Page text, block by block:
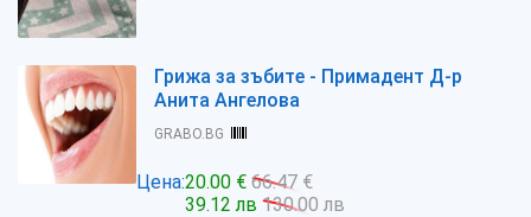
Грижа за зъбите - Примадент Д-р
Анита Ангелова
GRABO.BG
Цена:20.00 € 66.47 €
39.12 лв 130.00 лв